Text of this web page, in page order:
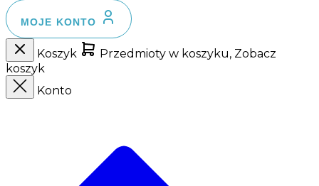
MOJE KONTO
Koszyk
Przedmioty w koszyku, Zobacz
koszyk
Konto